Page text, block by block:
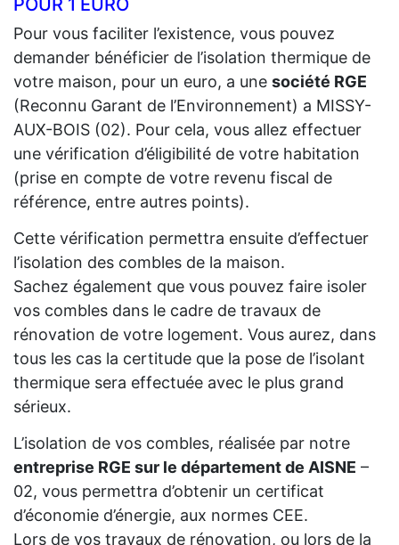
POUR 1 EURO
Pour vous faciliter l’existence, vous pouvez
demander bénéficier de l’isolation thermique de
votre maison, pour un euro, a une société RGE
(Reconnu Garant de l’Environnement) a MISSY-
AUX-BOIS (02). Pour cela, vous allez effectuer
une vérification d’éligibilité de votre habitation
(prise en compte de votre revenu fiscal de
référence, entre autres points).
Cette vérification permettra ensuite d’effectuer
l’isolation des combles de la maison.
Sachez également que vous pouvez faire isoler
vos combles dans le cadre de travaux de
rénovation de votre logement. Vous aurez, dans
tous les cas la certitude que la pose de l’isolant
thermique sera effectuée avec le plus grand
sérieux.
L’isolation de vos combles, réalisée par notre
entreprise RGE sur le département de AISNE –
02, vous permettra d’obtenir un certificat
d’économie d’énergie, aux normes CEE.
Lors de vos travaux de rénovation, ou lors de la